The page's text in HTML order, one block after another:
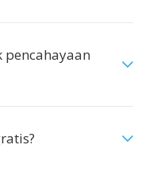
pencahayaan